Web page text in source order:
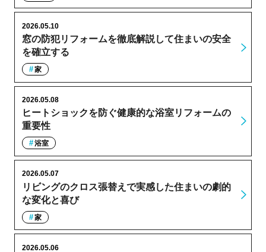
窓の防犯リフォームを徹底解説して住まいの安全
を確立する
2026.05.10
家
ヒートショックを防ぐ健康的な浴室リフォームの
重要性
2026.05.08
浴室
リビングのクロス張替えで実感した住まいの劇的
な変化と喜び
2026.05.07
家
2026.05.06